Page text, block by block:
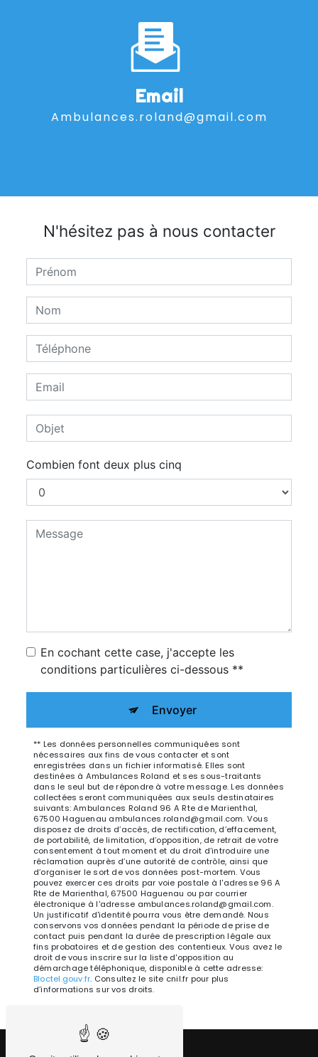
Email
ambulances.roland@gmail.com
N'hésitez pas à nous contacter
Combien font deux plus cinq
En cochant cette case, j'accepte les
conditions particulières ci-dessous **
Envoyer
** Les données personnelles communiquées sont
nécessaires aux fins de vous contacter et sont
enregistrées dans un fichier informatisé. Elles sont
destinées à Ambulances Roland et ses sous-traitants
dans le seul but de répondre à votre message. Les données
collectées seront communiquées aux seuls destinataires
suivants: Ambulances Roland 96 A Rte de Marienthal,
67500 Haguenau ambulances.roland@gmail.com. Vous
disposez de droits d’accès, de rectification, d’effacement,
de portabilité, de limitation, d’opposition, de retrait de votre
consentement à tout moment et du droit d’introduire une
réclamation auprès d’une autorité de contrôle, ainsi que
d’organiser le sort de vos données post-mortem. Vous
pouvez exercer ces droits par voie postale à l'adresse 96 A
Rte de Marienthal, 67500 Haguenau ou par courrier
électronique à l'adresse ambulances.roland@gmail.com.
Un justificatif d'identité pourra vous être demandé. Nous
conservons vos données pendant la période de prise de
contact puis pendant la durée de prescription légale aux
fins probatoires et de gestion des contentieux. Vous avez le
droit de vous inscrire sur la liste d'opposition au
démarchage téléphonique, disponible à cette adresse:
Bloctel.gouv.fr. Consultez le site cnil.fr pour plus
d’informations sur vos droits.